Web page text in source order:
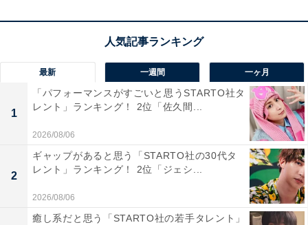
View this post on Instagram
最新 一週間 一ヶ月
1
「パフォーマンスがすごいと思うSTARTO社タ
レント」ランキング！ 2位「佐久間...
2026/08/06
2
ギャップがあると思う「STARTO社の30代タ
レント」ランキング！ 2位「ジェシ...
2026/08/06
癒し系だと思う「STARTO社の若手タレント」